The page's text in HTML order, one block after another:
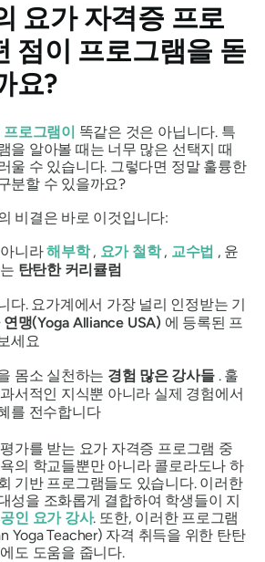
요가 자격증 프로
점이 프로그램을 돋
요?
로그램이 똑같은 것은 아닙니다. 특
을 알아볼 때는 너무 많은 선택지 때
울 수 있습니다. 그렇다면 정말 훌륭한
분할 수 있을까요?
비결은 바로 이것입니다:
니라해부학, 요가 철학, 교수법 , 윤
탄탄한 커리큘럼
다. 요가계에서 가장 널리 인정받는 기
맹(Yoga Alliance USA) 에 등록된 프
세요
몸소 실천하는 경험 많은 강사들. 훌
서적인 지식뿐 아니라 실제 경험에서
를 전수합니다
가를 받는 요가 자격증 프로그램 중
의 학교들뿐만 아니라 콜로라도나 하
기반 프로그램들도 있습니다. 이러한
성을 조화롭게 결합하여 학생들이 지
공인 요가 강사. 또한, 이러한 프로그램
Yoga Teacher) 자격 취득을 위한 탄탄
도 도움을 줍니다.